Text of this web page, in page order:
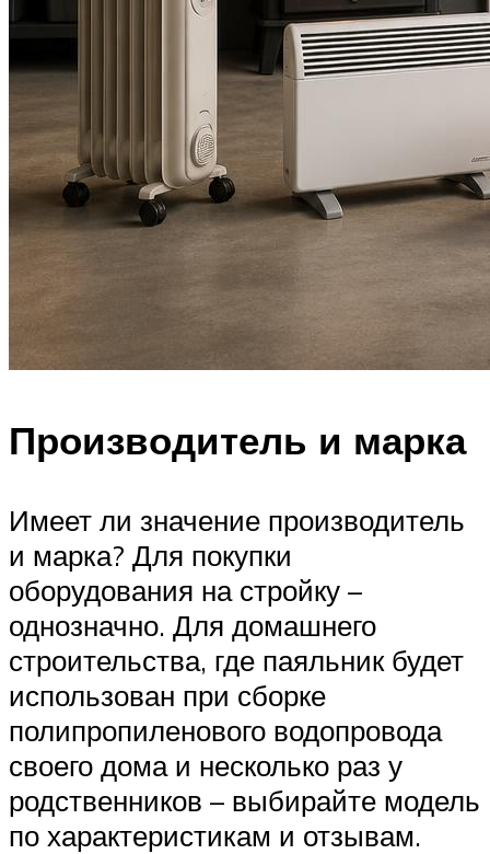
Производитель и марка
Имеет ли значение производитель
и марка? Для покупки
оборудования на стройку –
однозначно. Для домашнего
строительства, где паяльник будет
использован при сборке
полипропиленового водопровода
своего дома и несколько раз у
родственников – выбирайте модель
по характеристикам и отзывам.